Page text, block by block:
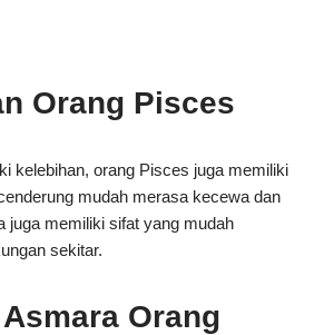
Orang Pisces
kelebihan, orang Pisces juga memiliki
mudah merasa kecewa dan
juga memiliki sifat yang mudah
sekitar.
Orang